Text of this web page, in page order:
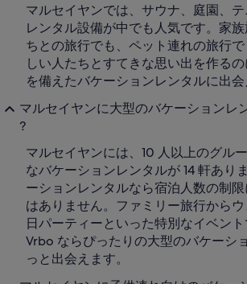
マルセイヤンでは、サウナ、庭園、
レンタル設備が中でも人気です。家
ちとの旅行でも、ペット連れの旅行
しい人たちとすてきな思い出を作る
を備えたバケーションレンタルに出会
マルセイヤンに大型のバケーションレ
?
マルセイヤンには、10 人以上のグル
なバケーションレンタルが 14 軒あり
ーションレンタルなら宿泊人数の制
はありません。ファミリー旅行から
日パーティーといった特別なイベント
Vrbo ならぴったりの大型のバケーシ
っと出会えます。